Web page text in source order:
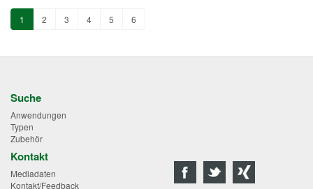
1 2 3 4 5 6
Suche
Anwendungen
Typen
Zubehör
Kontakt
Mediadaten
Kontakt/Feedback